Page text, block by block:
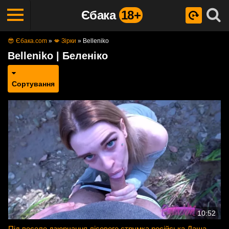
Єбака 18+
😎 Єбака.com » 💋 Зірки » Belleniko
Belleniko | Беленіко
Сортування
10:52